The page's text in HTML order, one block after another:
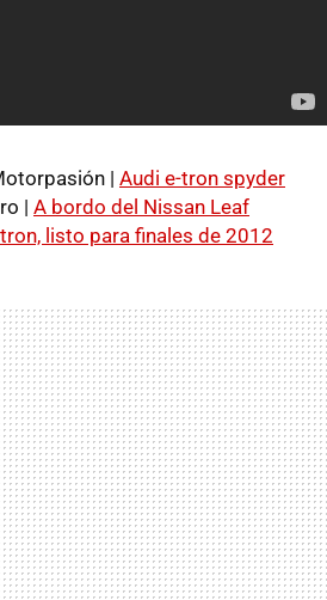
| Audi e-tron spyder
| A bordo del Nissan Leaf
listo para finales de 2012